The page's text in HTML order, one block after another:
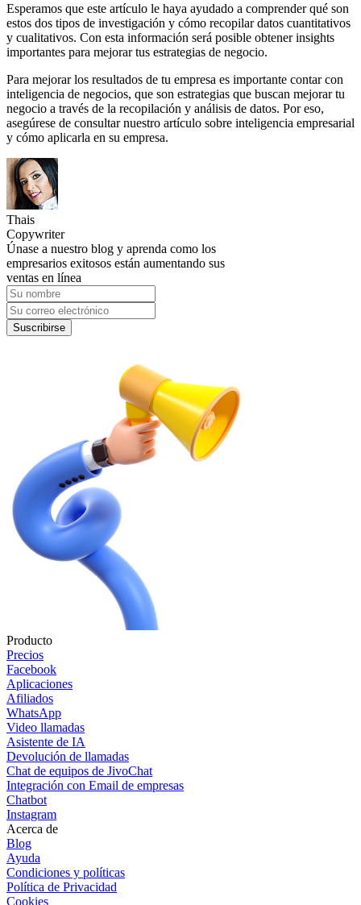
Esperamos que este artículo le haya ayudado a comprender qué son
estos dos tipos de investigación y cómo recopilar datos cuantitativos
y cualitativos. Con esta información será posible obtener insights
importantes para mejorar tus estrategias de negocio.
Para mejorar los resultados de tu empresa es importante contar con
inteligencia de negocios, que son estrategias que buscan mejorar tu
negocio a través de la recopilación y análisis de datos. Por eso,
asegúrese de consultar nuestro artículo sobre inteligencia empresarial
y cómo aplicarla en su empresa.
Thais
Copywriter
Únase a nuestro blog y aprenda como los
empresarios exitosos están aumentando sus
ventas en línea
Suscribirse
Producto
Precios
Facebook
Aplicaciones
Afiliados
WhatsApp
Video llamadas
Asistente de IA
Devolución de llamadas
Chat de equipos de JivoChat
Integración con Email de empresas
Chatbot
Instagram
Acerca de
Blog
Ayuda
Condiciones y políticas
Política de Privacidad
Cookies